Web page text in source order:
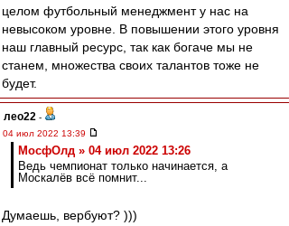
целом футбольный менеджмент у нас на
невысоком уровне. В повышении этого уровня
наш главный ресурс, так как богаче мы не
станем, множества своих талантов тоже не
будет.
лео22 -
04 июл 2022 13:39
МосфОлд » 04 июл 2022 13:26
Ведь чемпионат только начинается, а
Москалёв всё помнит...
Думаешь, вербуют? )))